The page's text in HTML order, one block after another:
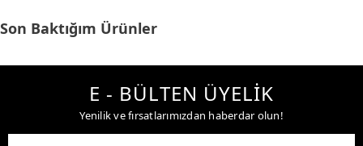
Son Baktığım Ürünler
E - BÜLTEN ÜYELİK
Yenilik ve fırsatlarımızdan haberdar olun!